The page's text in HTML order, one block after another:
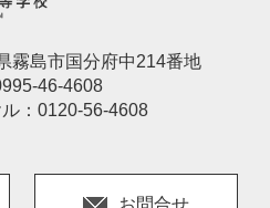
霧島市国分府中214番地
46-4608
：0120-56-4608
お問合せ